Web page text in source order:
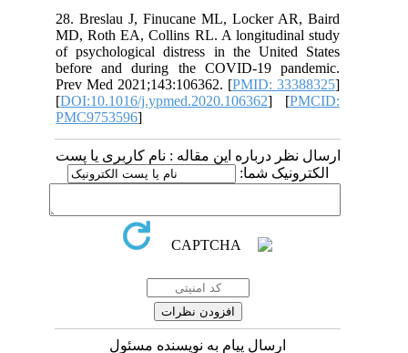
28. Breslau J, Finucane ML, Locker AR, Baird
MD, Roth EA, Collins RL. A longitudinal study
of psychological distress in the United States
before and during the COVID-19 pandemic.
Prev Med 2021;143:106362. [PMID: 33388325
[DOI:10.1016/j.ypmed.2020.106362 ] [PMCID:
PMC9753596
ارسال نظر درباره این مقاله : نام کاربری یا پست
الکترونیک شما:
ارسال پیام به نویسنده مسئول